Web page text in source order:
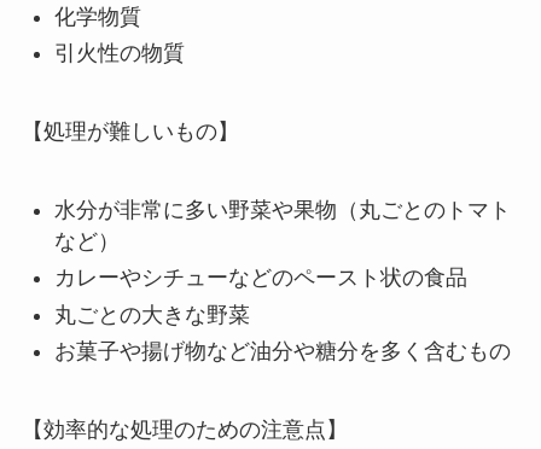
化学物質
引火性の物質
【処理が難しいもの】
水分が非常に多い野菜や果物（丸ごとのトマト
など）
カレーやシチューなどのペースト状の食品
丸ごとの大きな野菜
お菓子や揚げ物など油分や糖分を多く含むもの
【効率的な処理のための注意点】